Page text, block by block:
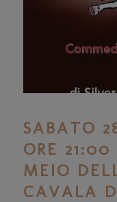
SABATO
ORE
MEIO
CAVALA